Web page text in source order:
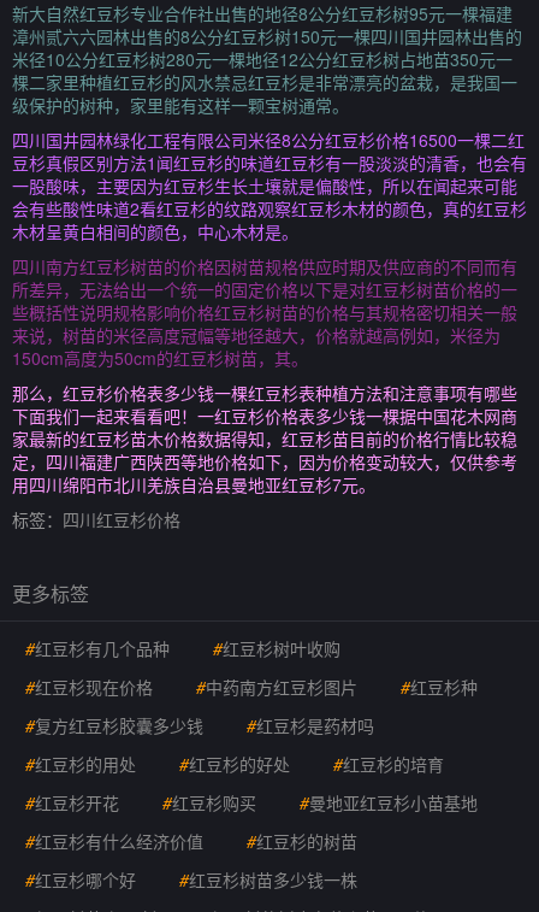
新大自然红豆杉专业合作社出售的地径8公分红豆杉树95元一棵福建
漳州贰六六园林出售的8公分红豆杉树150元一棵四川国井园林出售的
米径10公分红豆杉树280元一棵地径12公分红豆杉树占地苗350元一
棵二家里种植红豆杉的风水禁忌红豆杉是非常漂亮的盆栽，是我国一
级保护的树种，家里能有这样一颗宝树通常。
四川国井园林绿化工程有限公司米径8公分红豆杉价格16500一棵二红
豆杉真假区别方法1闻红豆杉的味道红豆杉有一股淡淡的清香，也会有
一股酸味，主要因为红豆杉生长土壤就是偏酸性，所以在闻起来可能
会有些酸性味道2看红豆杉的纹路观察红豆杉木材的颜色，真的红豆杉
木材呈黄白相间的颜色，中心木材是。
四川南方红豆杉树苗的价格因树苗规格供应时期及供应商的不同而有
所差异，无法给出一个统一的固定价格以下是对红豆杉树苗价格的一
些概括性说明规格影响价格红豆杉树苗的价格与其规格密切相关一般
来说，树苗的米径高度冠幅等地径越大，价格就越高例如，米径为
150cm高度为50cm的红豆杉树苗，其。
那么，红豆杉价格表多少钱一棵红豆杉表种植方法和注意事项有哪些
下面我们一起来看看吧！一红豆杉价格表多少钱一棵据中国花木网商
家最新的红豆杉苗木价格数据得知，红豆杉苗目前的价格行情比较稳
定，四川福建广西陕西等地价格如下，因为价格变动较大，仅供参考
用四川绵阳市北川羌族自治县曼地亚红豆杉7元。
标签： 四川红豆杉价格
更多标签
#红豆杉有几个品种 #红豆杉树叶收购
#红豆杉现在价格 #中药南方红豆杉图片 #红豆杉种
#复方红豆杉胶囊多少钱 #红豆杉是药材吗
#红豆杉的用处 #红豆杉的好处 #红豆杉的培育
#红豆杉开花 #红豆杉购买 #曼地亚红豆杉小苗基地
#红豆杉有什么经济价值 #红豆杉的树苗
#红豆杉哪个好 #红豆杉树苗多少钱一株